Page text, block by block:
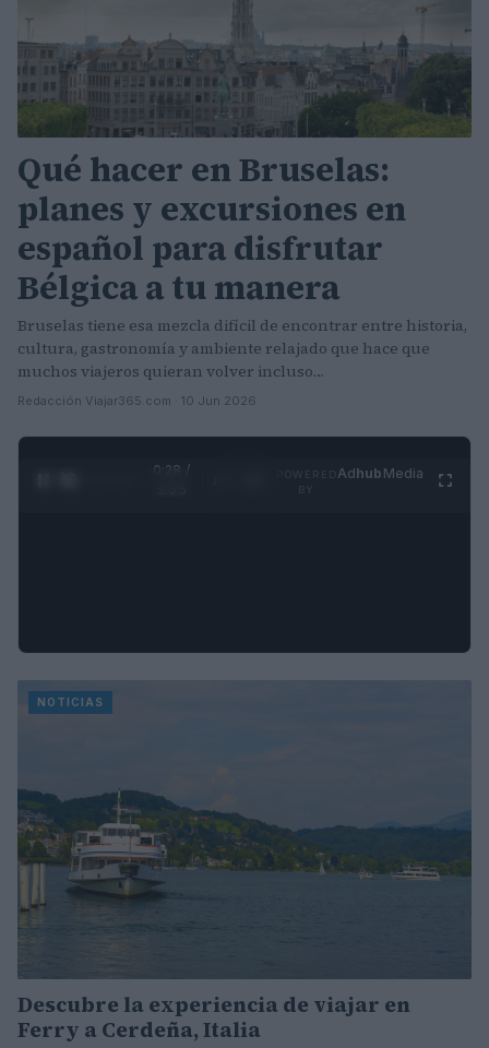
Qué hacer en Bruselas:
planes y excursiones en
español para disfrutar
Bélgica a tu manera
Bruselas tiene esa mezcla difícil de encontrar entre historia,
cultura, gastronomía y ambiente relajado que hace que
muchos viajeros quieran volver incluso…
Redacción Viajar365.com · 10 Jun 2026
0:30 /
Adhub Media
NOTICIAS
Descubre la experiencia de viajar en
Ferry a Cerdeña, Italia